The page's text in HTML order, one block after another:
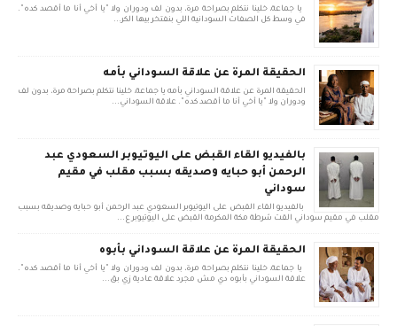
يا جماعة، خلينا نتكلم بصراحة مرة، بدون لف ودوران ولا "يا أخي أنا ما أقصد كده".
في وسط كل الصفات السودانية اللي بنفتخر بيها الكر...
الحقيقة المرة عن علاقة السوداني بأمه
الحقيقة المرة عن علاقة السوداني بأمه يا جماعة، خلينا نتكلم بصراحة مرة، بدون لف
ودوران ولا "يا أخي أنا ما أقصد كده". علاقة السوداني...
بالفيديو القاء القبض على اليوتيوبر السعودي عبد
الرحمن أبو حبايه وصديقه بسبب مقلب في مقيم
سوداني
بالفيديو القاء القبض على اليوتيوبر السعودي عبد الرحمن أبو حبايه وصديقه بسبب
مقلب في مقيم سوداني القت شرطة مكة المكرمة القبض على اليوتيوبر ع...
الحقيقة المرة عن علاقة السوداني بأبوه
يا جماعة، خلينا نتكلم بصراحة مرة، بدون لف ودوران ولا "يا أخي أنا ما أقصد كده".
علاقة السوداني بأبوه دي مش مجرد علاقة عادية زي بق...